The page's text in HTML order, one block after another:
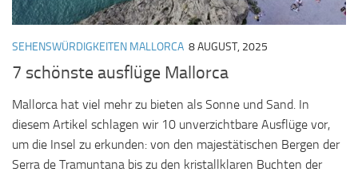
SEHENSWÜRDIGKEITEN MALLORCA 8 AUGUST, 2025
7 schönste ausflüge Mallorca
Mallorca hat viel mehr zu bieten als Sonne und Sand. In
diesem Artikel schlagen wir 10 unverzichtbare Ausflüge vor,
um die Insel zu erkunden: von den majestätischen Bergen der
Serra de Tramuntana bis zu den kristallklaren Buchten der